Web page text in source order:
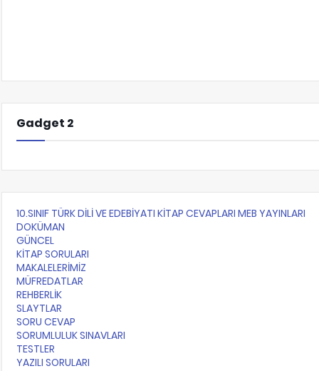
Gadget 2
10.SINIF TÜRK DİLİ VE EDEBİYATI KİTAP CEVAPLARI MEB YAYINLARI
DOKÜMAN
GÜNCEL
KİTAP SORULARI
MAKALELERİMİZ
MÜFREDATLAR
REHBERLİK
SLAYTLAR
SORU CEVAP
SORUMLULUK SINAVLARI
TESTLER
YAZILI SORULARI